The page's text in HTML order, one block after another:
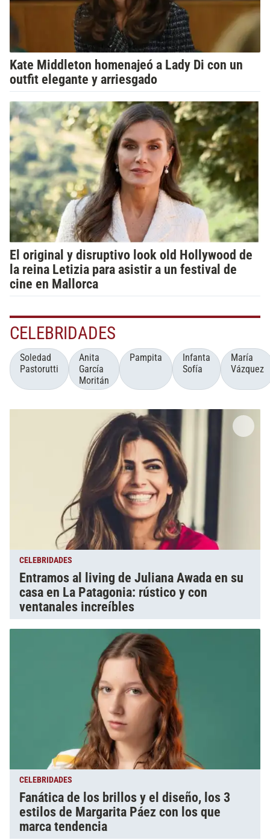
Kate Middleton homenajeó a Lady Di con un
outfit elegante y arriesgado
El original y disruptivo look old Hollywood de
la reina Letizia para asistir a un festival de
cine en Mallorca
CELEBRIDADES
Soledad
Pastorutti
Anita
García
Moritán
Pampita
Infanta
Sofía
María
Vázquez
CELEBRIDADES
Entramos al living de Juliana Awada en su
casa en La Patagonia: rústico y con
ventanales increíbles
CELEBRIDADES
Fanática de los brillos y el diseño, los 3
estilos de Margarita Páez con los que
marca tendencia